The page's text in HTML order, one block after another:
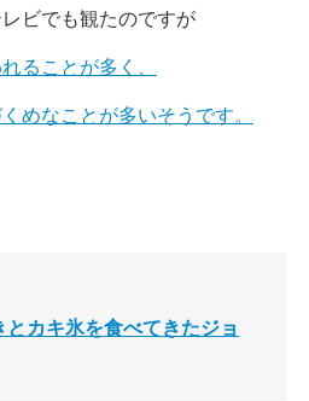
ビでも観たのですが
ることが多く、
めなことが多いそうです。
カキ氷を食べてきたジョ